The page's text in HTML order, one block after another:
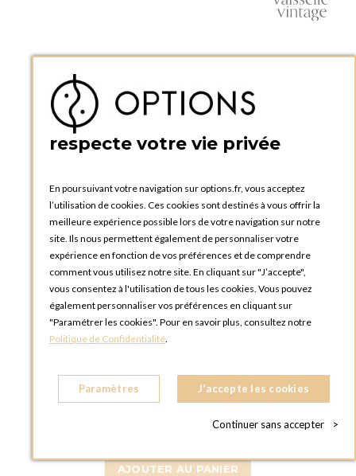
AJOUTER AU PANIER
cm H 4-6 cm
respecte votre vie privée
En poursuivant votre navigation sur options.fr, vous acceptez
l’utilisation de cookies. Ces cookies sont destinés à vous offrir la
meilleure expérience possible lors de votre navigation sur notre
site. Ils nous permettent également de personnaliser votre
expérience en fonction de vos préférences et de comprendre
comment vous utilisez notre site. En cliquant sur "J’accepte",
vous consentez à l'utilisation de tous les cookies. Vous pouvez
également personnaliser vos préférences en cliquant sur
"Paramétrer les cookies". Pour en savoir plus, consultez notre
Politique de Confidentialité.
Paramètres J'accepte les cookies
Continuer sans accepter >